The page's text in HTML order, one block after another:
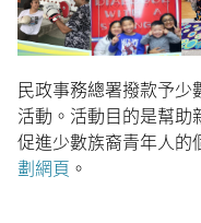
民政事務總署撥款予
活動。活動目的是幫助
促進少數族裔青年人的
劃網頁 。